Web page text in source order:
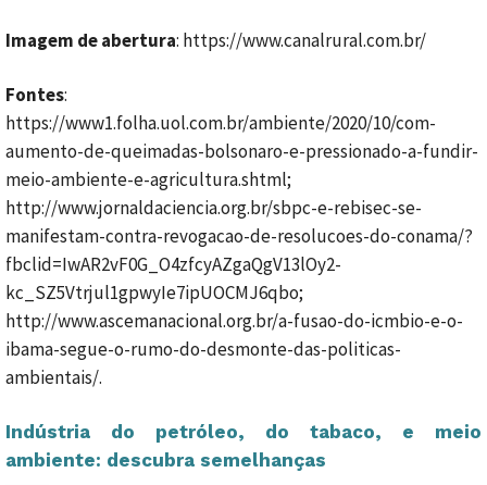
Imagem de abertura: https://www.canalrural.com.br/
Fontes:
https://www1.folha.uol.com.br/ambiente/2020/10/com-
aumento-de-queimadas-bolsonaro-e-pressionado-a-fundir-
meio-ambiente-e-agricultura.shtml;
http://www.jornaldaciencia.org.br/sbpc-e-rebisec-se-
manifestam-contra-revogacao-de-resolucoes-do-conama/?
fbclid=IwAR2vF0G_O4zfcyAZgaQgV13lOy2-
kc_SZ5Vtrjul1gpwyIe7ipUOCMJ6qbo;
http://www.ascemanacional.org.br/a-fusao-do-icmbio-e-o-
ibama-segue-o-rumo-do-desmonte-das-politicas-
ambientais/.
Indústria do petróleo, do tabaco, e meio
ambiente: descubra semelhanças